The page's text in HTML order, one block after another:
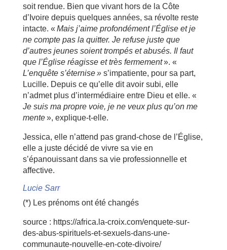
soit rendue. Bien que vivant hors de la Côte
d’Ivoire depuis quelques années, sa révolte reste
intacte. « Mais j’aime profondément l’Église et je
ne compte pas la quitter. Je refuse juste que
d’autres jeunes soient trompés et abusés. Il faut
que l’Église réagisse et très fermement». «
L’enquête s’éternise »s’impatiente, pour sa part,
Lucille. Depuis ce qu’elle dit avoir subi, elle
n’admet plus d’intermédiaire entre Dieu et elle. «
Je suis ma propre voie, je ne veux plus qu’on me
mente», explique-t-elle.
Jessica, elle n’attend pas grand-chose de l’Église,
elle a juste décidé de vivre sa vie en
s’épanouissant dans sa vie professionnelle et
affective.
Lucie Sarr
(*) Les prénoms ont été changés
source : https://africa.la-croix.com/enquete-sur-
des-abus-spirituels-et-sexuels-dans-une-
communaute-nouvelle-en-cote-divoire/